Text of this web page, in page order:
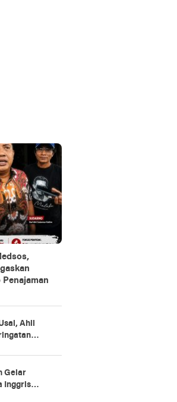
Penajaman
Ahli
Gelar
Inggris